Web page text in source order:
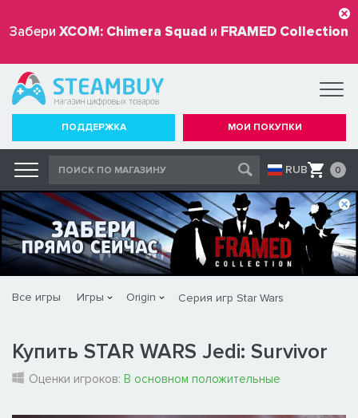
Забери XCOM: Chimera Squad и FRAMED Collection
бесплатно
ПОДДЕРЖКА МОИ ПОКУПКИ
RUB 0
Все игры Игры Origin Серия игр Star Wars
Купить STAR WARS Jedi: Survivor
Оценки игроков: В основном положительные